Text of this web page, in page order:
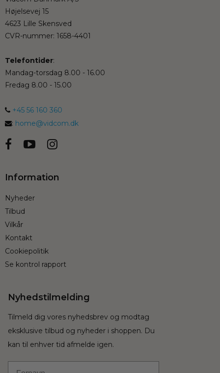
Højelsevej 15
4623 Lille Skensved
CVR-nummer: 1658-4401
Telefontider:
Mandag-torsdag 8.00 - 16.00
Fredag 8.00 - 15.00
+45 56 160 360
: home@vidcom.dk
Information
Nyheder
Tilbud
Vilkår
Kontakt
Cookiepolitik
Se kontrol rapport
Nyhedstilmelding
Tilmeld dig vores nyhedsbrev og modtag
eksklusive tilbud og nyheder i shoppen. Du
kan til enhver tid afmelde igen.